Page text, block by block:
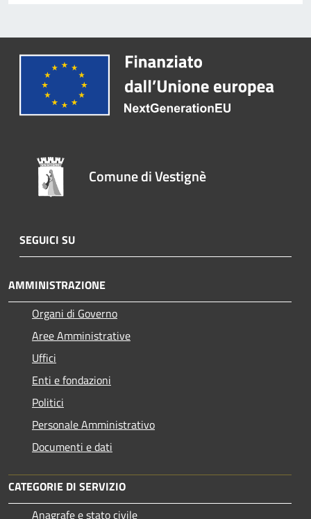
Comune di Vestignè
SEGUICI SU
AMMINISTRAZIONE
Organi di Governo
Aree Amministrative
Uffici
Enti e fondazioni
Politici
Personale Amministrativo
Documenti e dati
CATEGORIE DI SERVIZIO
Anagrafe e stato civile